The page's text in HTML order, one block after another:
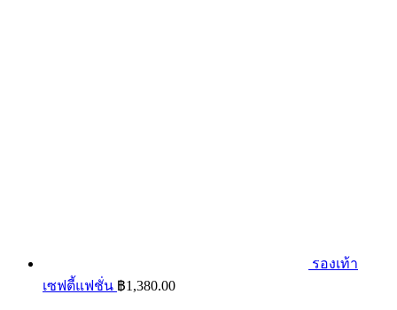
รองเท้า
เซฟตี้แฟชั่น ฿1,380.00